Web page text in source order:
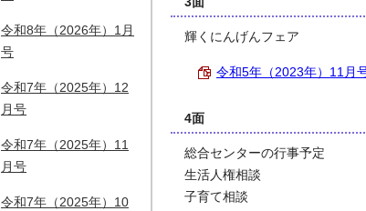
輝くにんげんフェア
令和5年（2023年）11月
4面
総合センターの行事予定
生活人権相談
子育て相談
令和8年（2026年）1月
号
令和7年（2025年）12
月号
令和7年（2025年）11
月号
令和7年（2025年）10